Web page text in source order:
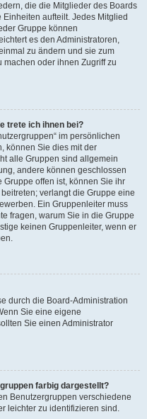
die die Mitglieder des Boards
aufteilt. Jedes Mitglied
Gruppe können
es den Administratoren,
zu ändern und sie zum
machen oder ihnen Zugriff zu
trete ich ihnen bei?
im persönlichen
können Sie dies mit der
alle Gruppen sind allgemein
andere können geschlossen
offen ist, können Sie ihr
verlangt die Gruppe eine
Ein Gruppenleiter muss
fragen, warum Sie in die Gruppe
keinen Gruppenleiter, wenn er
durch die Board-Administration
Sie eine eigene
Sie einen Administrator
farbig dargestellt?
Benutzergruppen verschiedene
leichter zu identifizieren sind.